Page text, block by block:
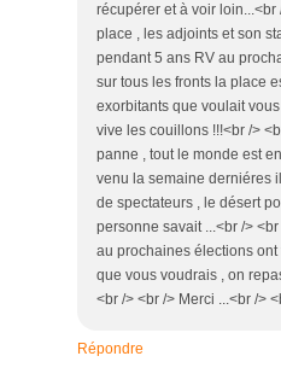
récupérer et à voir loin...<br
place , les adjoints et son
pendant 5 ans RV au
sur tous les fronts la place
exorbitants que voulait
vive les couillons !!!<br />
panne , tout le monde est
venu la semaine derniéres
de spectateurs , le désert
personne savait ...<br />
au prochaines élections
que vous voudrais , on
<br /> <br /> Merci ...<br />
Répondre